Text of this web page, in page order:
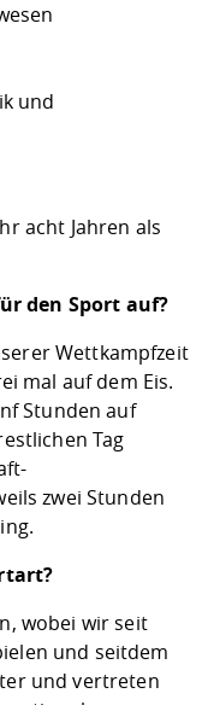
und
acht Jahren als
den Sport auf?
Wettkampfzeit
mal auf dem Eis.
Stunden auf
Tag
zwei Stunden
wobei wir seit
und seitdem
und vertreten